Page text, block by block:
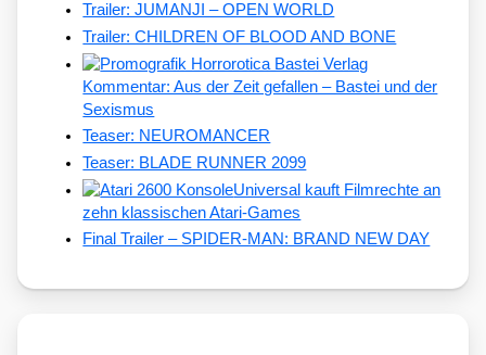
Trailer: JUMANJI – OPEN WORLD
Trailer: CHILDREN OF BLOOD AND BONE
Kommentar: Aus der Zeit gefallen – Bastei und der
Sexismus
Teaser: NEUROMANCER
Teaser: BLADE RUNNER 2099
Universal kauft Filmrechte an
zehn klassischen Atari-Games
Final Trailer – SPIDER-MAN: BRAND NEW DAY